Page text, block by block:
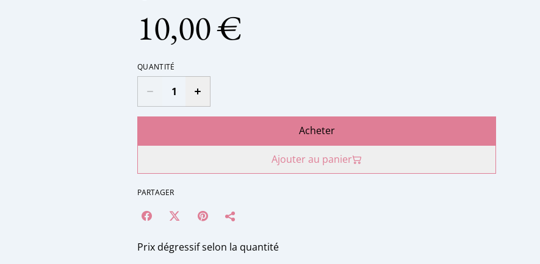
10,00 €
QUANTITÉ
Acheter
Ajouter au panier
PARTAGER
Prix dégressif selon la quantité